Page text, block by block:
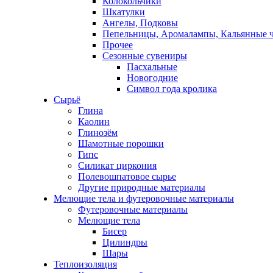
Шкатулки
Ангелы, Подковы
Пепельницы, Аромалампы, Кальянные
Прочее
Сезонные сувениры
Пасхальные
Новогодние
Символ года кролика
Сырьё
Глина
Каолин
Глинозём
Шамотные порошки
Гипс
Силикат циркония
Полевошпатовое сырье
Другие природные материалы
Мелющие тела и футеровочные материалы
Футеровочные материалы
Мелющие тела
Бисер
Цилиндры
Шары
Теплоизоляция